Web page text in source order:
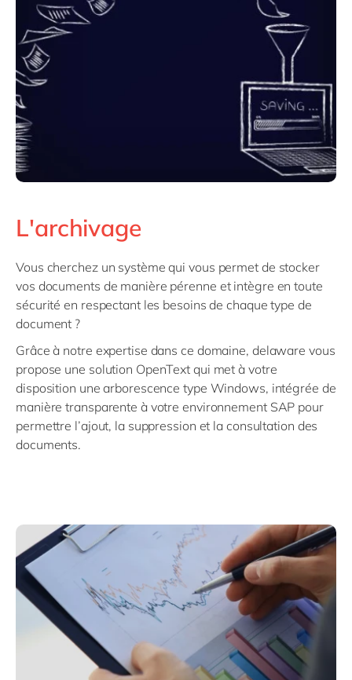
Philippines
Singapore
Switzerland
UK & Ireland
USA & Canada
L'archivage
Vous cherchez un système qui vous permet de stocker
vos documents de manière pérenne et intègre en toute
sécurité en respectant les besoins de chaque type de
document ?
Grâce à notre expertise dans ce domaine, delaware vous
propose une solution OpenText qui met à votre
disposition une arborescence type Windows, intégrée de
manière transparente à votre environnement SAP pour
permettre l’ajout, la suppression et la consultation des
documents.